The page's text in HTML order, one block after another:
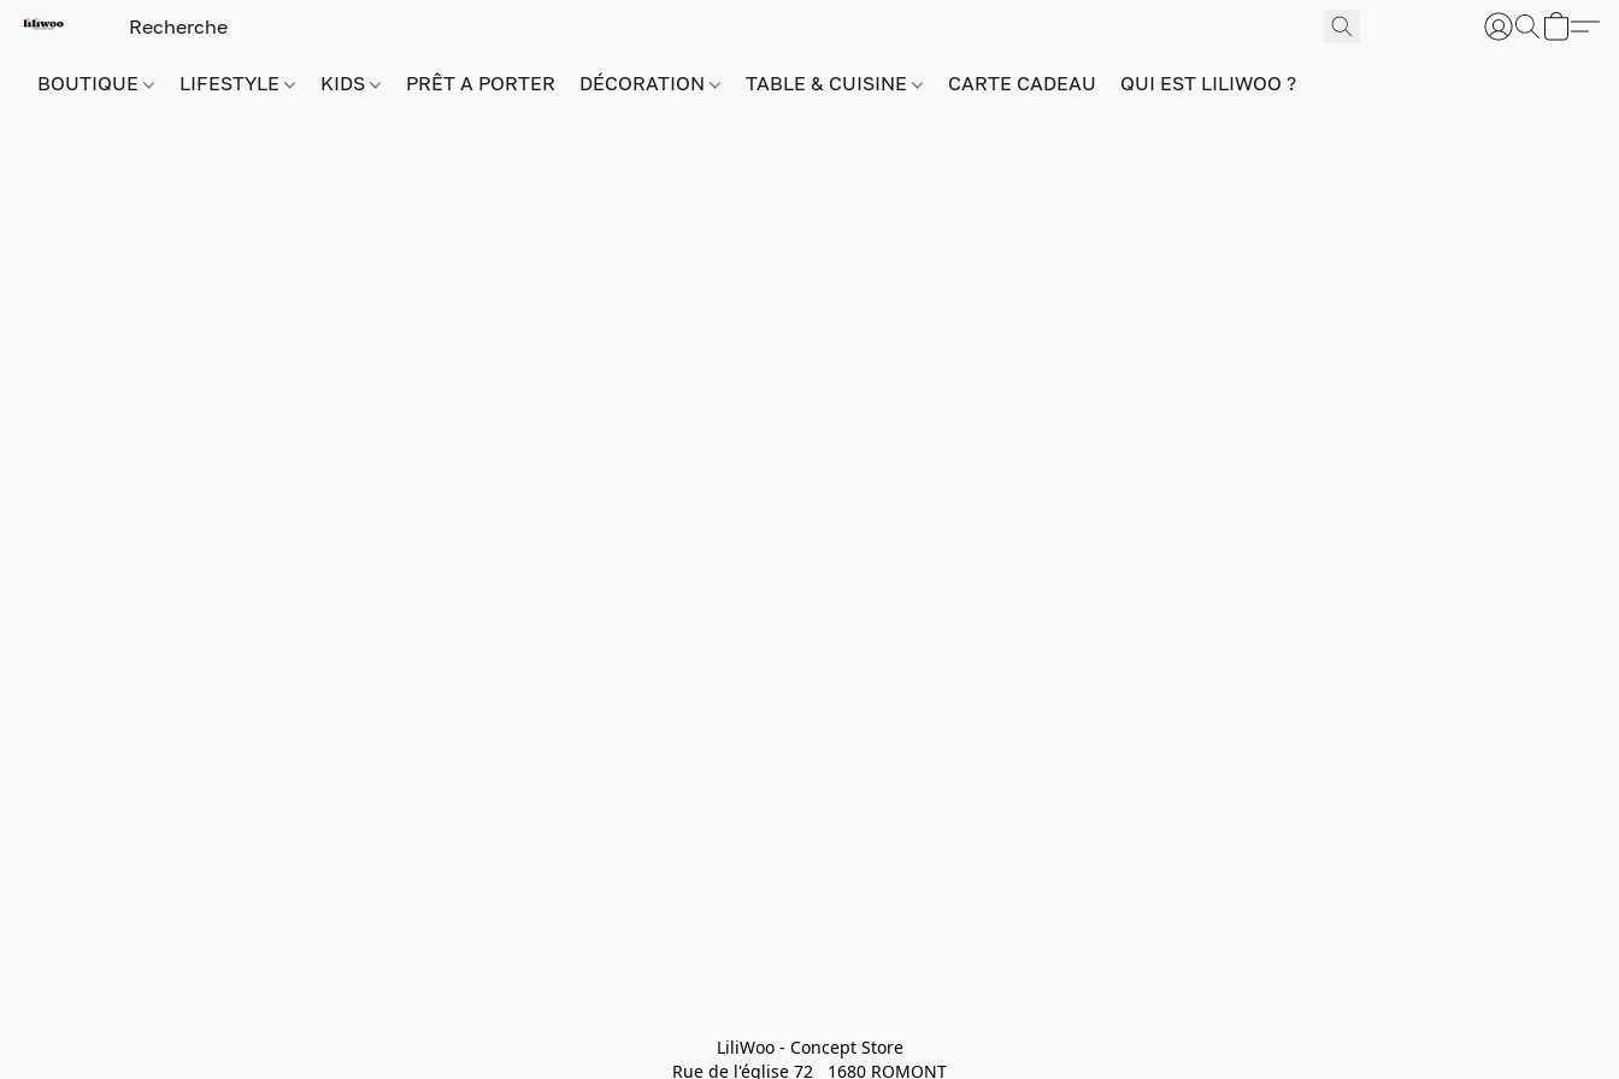
BOUTIQUE LIFESTYLE KIDS PRÊT A PORTER DÉCORATION TABLE & CUISINE CARTE CADEAU QUI EST LILIWOO ?
LiliWoo - Concept Store
Rue de l'église 72   1680 ROMONT